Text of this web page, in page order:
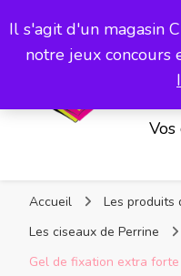
Il s'agit d'un magasin
notre jeux concours
Accueil
Les produits
Les ciseaux de Perrine
Gel de fixation extra forte